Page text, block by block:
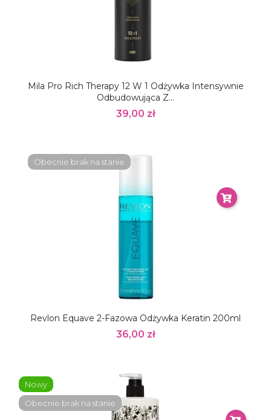
Mila Pro Rich Therapy 12 W 1 Odżywka Intensywnie
Odbudowująca Z...
39,00 zł
Revlon Equave 2-Fazowa Odżywka Keratin 200ml
36,00 zł
Obecnie brak na stanie
Nowy
Obecnie brak na stanie